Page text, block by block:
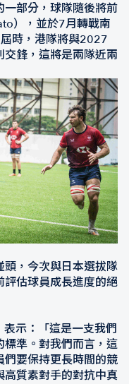
部分，球隊隨後將前
），並於7月轉戰南
時，港隊將與2027
鋒，這將是兩隊近兩
，今次與日本選拔隊
估球員成長進度的絕
示：「這是一支我們
準。對我們而言，這
要保持更長時間的競
質素對手的對抗中真